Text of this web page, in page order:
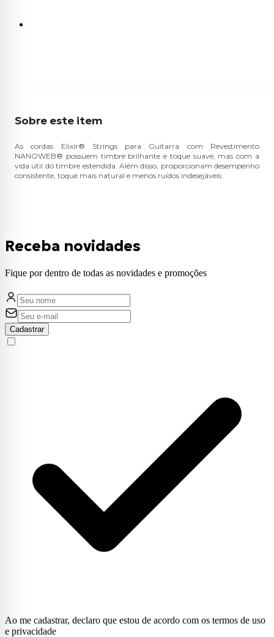
Sobre este item
As cordas Elixir® Strings para Guitarra com Revestimento
NANOWEB® possuem timbre brilhante e toque suave, mas com a
vida útil do timbre estendida. Além disso, proporcionam desempenho
consistente, toque mais natural e menos ruídos indesejáveis.
Receba novidades
Fique por dentro de todas as novidades e promoções
Cadastrar
Ao me cadastrar, declaro que estou de acordo com os termos de uso
e privacidade